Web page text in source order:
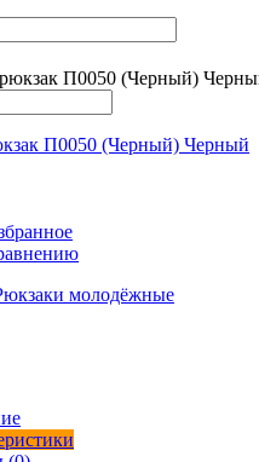
П0050 (Черный) Черный
молодёжные